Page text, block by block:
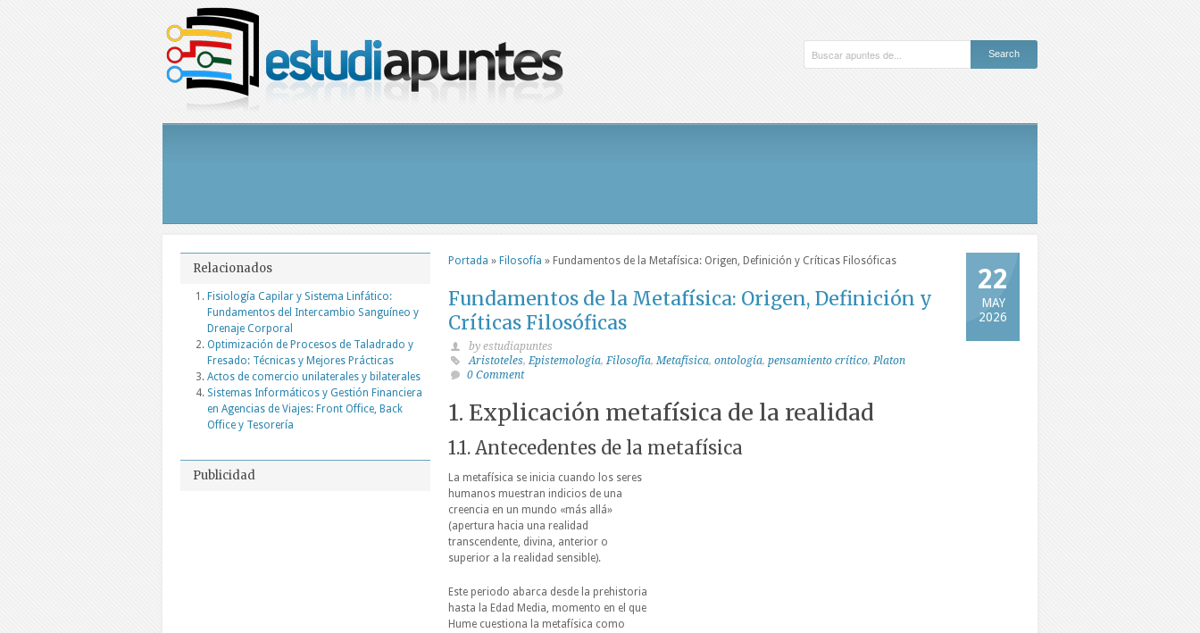
22
MAY
2026
Portada » Filosofía » Fundamentos de la Metafísica: Origen, Definición y Críticas Filosóficas
Fundamentos de la Metafísica: Origen, Definición y
Críticas Filosóficas
by estudiapuntes
Aristoteles,Epistemologia,Filosofia,Metafísica, ontología, pensamiento crítico,Platon
0 Comment
1. Explicación metafísica de la realidad
1.1. Antecedentes de la metafísica
La metafísica se inicia cuando los seres
humanos muestran indicios de una
creencia en un mundo «más allá»
(apertura hacia una realidad
transcendente, divina, anterior o
superior a la realidad sensible).
Este periodo abarca desde la prehistoria
hasta la Edad Media, momento en el que
Hume cuestiona la metafísica como
Relacionados
Fisiología Capilar y Sistema Linfático:
Fundamentos del Intercambio Sanguíneo y
Drenaje Corporal
Optimización de Procesos de Taladrado y
Fresado: Técnicas y Mejores Prácticas
Actos de comercio unilaterales y bilaterales
Sistemas Informáticos y Gestión Financiera
en Agencias de Viajes: Front Office, Back
Office y Tesorería
Publicidad